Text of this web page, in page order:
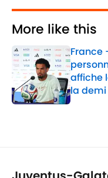
More like this
France
affiche
la demi